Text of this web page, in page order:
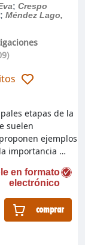
; Crespo
; Méndez Lago,
en formato
electrónico
comprar
etapas de la
suelen
ejemplos
importancia …